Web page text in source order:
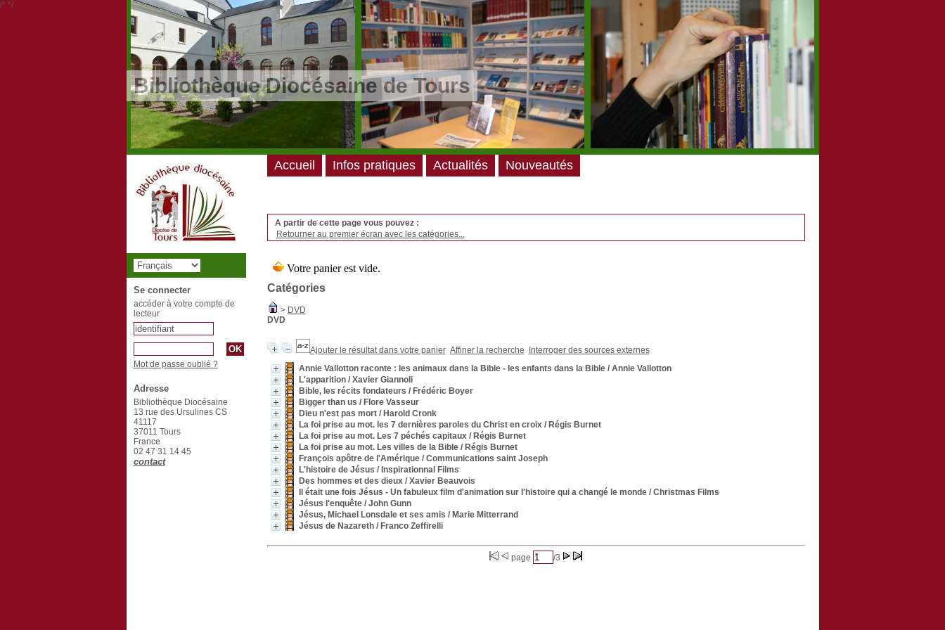
/* */
Bibliothèque Diocésaine de Tours
A partir de cette page vous pouvez :
Retourner au premier écran avec les catégories...
Catégories
> DVD
DVD
Ajouter le résultat dans votre panier Affiner la recherche
Interroger des sources externes
Annie Vallotton raconte : les animaux dans la Bible - les enfants dans la Bible/ Annie Vallotton
L'apparition/ Xavier Giannoli
Bible, les récits fondateurs / Frédéric Boyer
Bigger than us / Flore Vasseur
Dieu n'est pas mort/ Harold Cronk
La foi prise au mot. les 7 dernières paroles du Christ en croix/ Régis Burnet
La foi prise au mot. Les 7 péchés capitaux/ Régis Burnet
La foi prise au mot. Les villes de la Bible/ Régis Burnet
François apôtre de l'Amérique/ Communications saint Joseph
L'histoire de Jésus / Inspirationnal Films
Des hommes et des dieux/ Xavier Beauvois
Il était une fois Jésus - Un fabuleux film d'animation sur l'histoire qui a changé le monde/ Christmas Films
Jésus l'enquête/ John Gunn
Jésus, Michael Lonsdale et ses amis / Marie Mitterrand
Jésus de Nazareth/ Franco Zeffirelli
page /3
Accueil Infos pratiques Actualités Nouveautés
Se connecter
accéder à votre compte de
lecteur
Mot de passe oublié ?
Adresse
Bibliothèque Diocésaine
13 rue des Ursulines CS
41117
37011 Tours
France
02 47 31 14 45
contact